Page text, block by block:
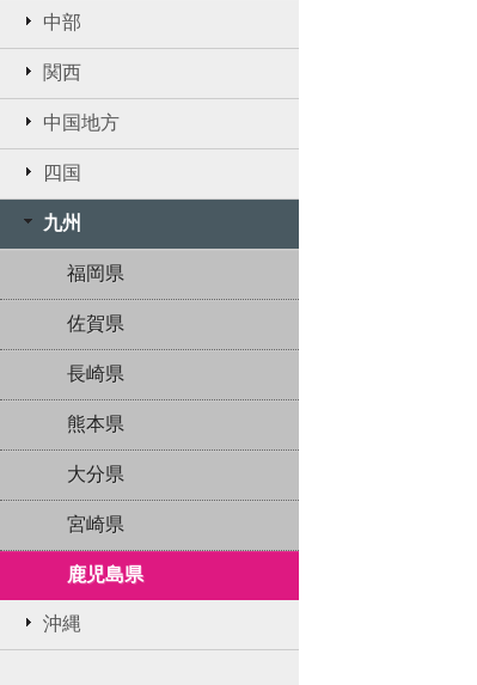
中部
関西
中国地方
四国
九州
福岡県
佐賀県
長崎県
熊本県
大分県
宮崎県
鹿児島県
沖縄